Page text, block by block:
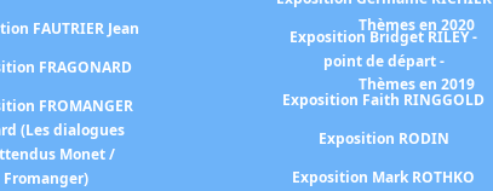
FAUTRIER Jean
FRAGONARD
FROMANGER
(Les dialogues
Monet /
Fromanger)
Exposition Bridget RILEY -
point de départ -
Exposition Faith RINGGOLD
Exposition RODIN
Exposition Mark ROTHKO
Thèmes en 2020
Thèmes en 2019